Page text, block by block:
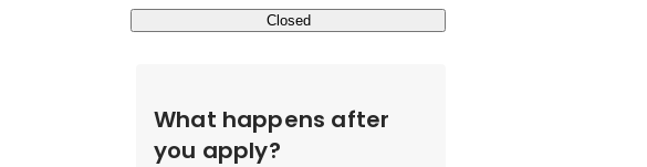
Closed
What happens after
you apply?